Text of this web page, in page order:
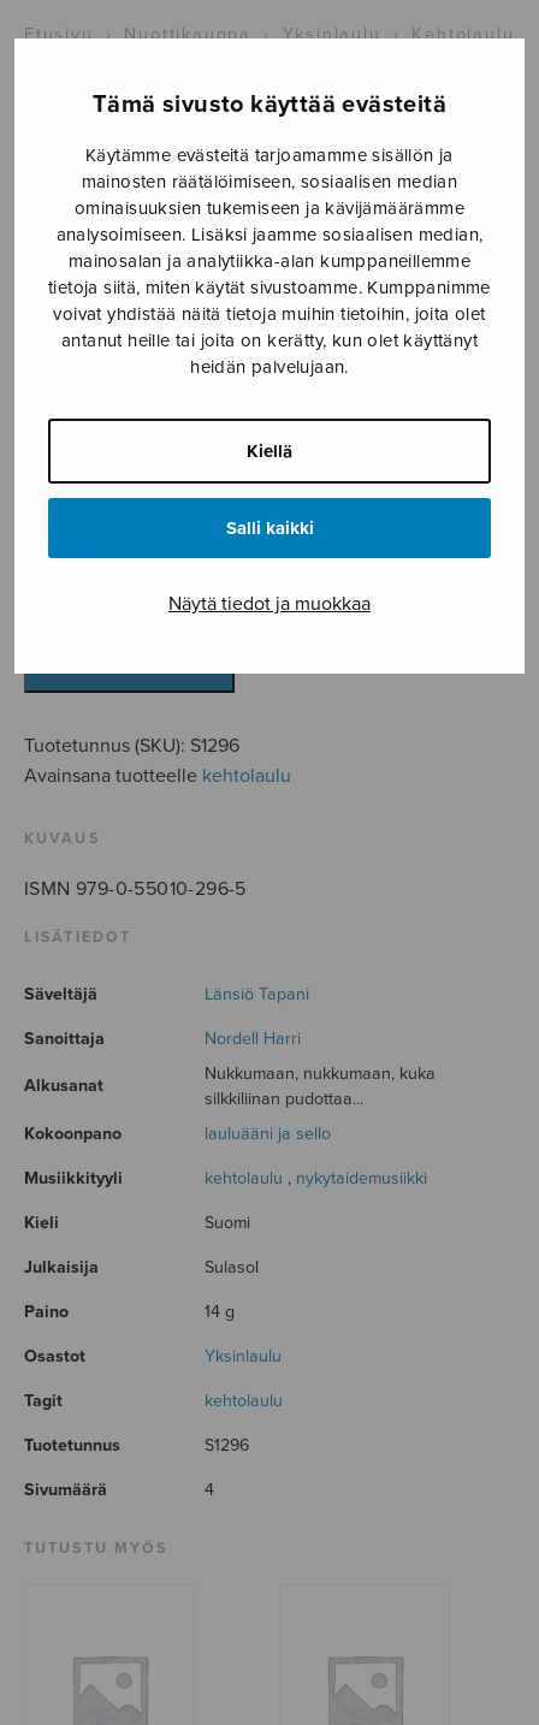
Tämä sivusto käyttää evästeitä
Käytämme evästeitä tarjoamamme sisällön ja
mainosten räätälöimiseen, sosiaalisen median
ominaisuuksien tukemiseen ja kävijämäärämme
analysoimiseen. Lisäksi jaamme sosiaalisen median,
mainosalan ja analytiikka-alan kumppaneillemme
tietoja siitä, miten käytät sivustoamme. Kumppanimme
voivat yhdistää näitä tietoja muihin tietoihin, joita olet
antanut heille tai joita on kerätty, kun olet käyttänyt
heidän palvelujaan.
Kiellä
Salli kaikki
Näytä tiedot ja muokkaa
Etusivu › Nuottikauppa › Yksinlaulu › Kehtolaulu
Kehtolaulu
Länsiö Tapani
5,25
nukutaan)
määrä
Tuotetunnus (SKU): S1296
Avainsana tuotteelle kehtolaulu
KUVAUS
ISMN 979-0-55010-296-5
LISÄTIEDOT
Säveltäjä Länsiö Tapani
Sanoittaja Nordell Harri
Alkusanat
Nukkumaan, nukkumaan, kuka
silkkiliinan pudottaa...
Kokoonpano
lauluääni ja sello
Musiikkityyli kehtolaulu , nykytaidemusiikki
Kieli Suomi
Julkaisija Sulasol
Paino 14 g
Osastot Yksinlaulu
Tagit kehtolaulu
Tuotetunnus S1296
Sivumäärä 4
TUTUSTU MYÖS